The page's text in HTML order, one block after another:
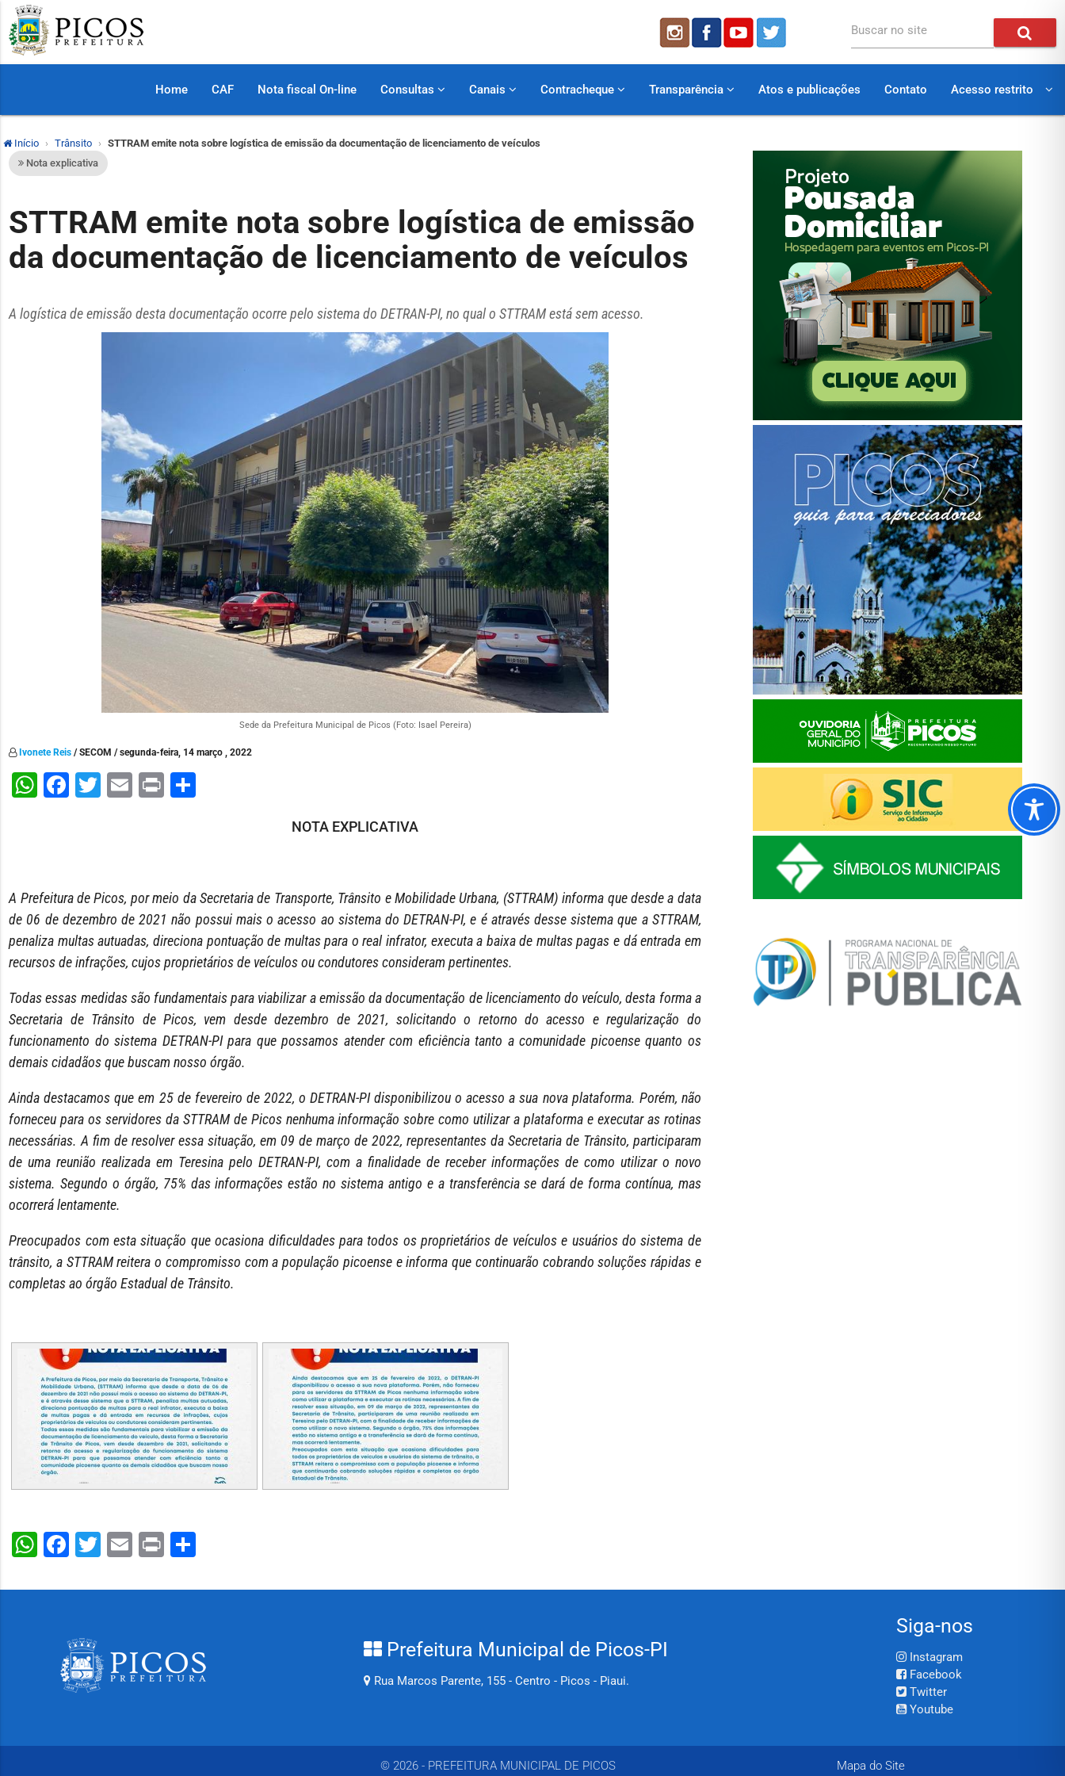
Buscar no site
Home CAF Nota fiscal On-line Consultas Canais Contracheque Transparência Atos e publicações Contato Acesso restrito
Início Trânsito
STTRAM emite nota sobre logística de emissão da documentação de licenciamento de veículos
Nota explicativa
STTRAM emite nota sobre logística de emissão
da documentação de licenciamento de veículos
A logística de emissão desta documentação ocorre pelo sistema do DETRAN-PI, no qual o STTRAM está sem acesso.
Sede da Prefeitura Municipal de Picos (Foto: Isael Pereira)
Ivonete Reis / SECOM / segunda-feira, 14 março , 2022
WhatsApp
Facebook
Twitter
Email
Print
NOTA EXPLICATIVA
A Prefeitura de Picos, por meio da Secretaria de Transporte, Trânsito e Mobilidade Urbana, (STTRAM) informa que desde a data
de 06 de dezembro de 2021 não possui mais o acesso ao sistema do DETRAN-PI, e é através desse sistema que a STTRAM,
penaliza multas autuadas, direciona pontuação de multas para o real infrator, executa a baixa de multas pagas e dá entrada em
recursos de infrações, cujos proprietários de veículos ou condutores consideram pertinentes.
Todas essas medidas são fundamentais para viabilizar a emissão da documentação de licenciamento do veículo, desta forma a
Secretaria de Trânsito de Picos, vem desde dezembro de 2021, solicitando o retorno do acesso e regularização do
funcionamento do sistema DETRAN-PI para que possamos atender com eficiência tanto a comunidade picoense quanto os
demais cidadãos que buscam nosso órgão.
Ainda destacamos que em 25 de fevereiro de 2022, o DETRAN-PI disponibilizou o acesso a sua nova plataforma. Porém, não
forneceu para os servidores da STTRAM de Picos nenhuma informação sobre como utilizar a plataforma e executar as rotinas
necessárias. A fim de resolver essa situação, em 09 de março de 2022, representantes da Secretaria de Trânsito, participaram
de uma reunião realizada em Teresina pelo DETRAN-PI, com a finalidade de receber informações de como utilizar o novo
sistema. Segundo o órgão, 75% das informações estão no sistema antigo e a transferência se dará de forma contínua, mas
ocorrerá lentamente.
Preocupados com esta situação que ocasiona dificuldades para todos os proprietários de veículos e usuários do sistema de
trânsito, a STTRAM reitera o compromisso com a população picoense e informa que continuarão cobrando soluções rápidas e
completas ao órgão Estadual de Trânsito.
WhatsApp
Facebook
Twitter
Email
Print
Prefeitura Municipal de Picos-PI
Rua Marcos Parente, 155 - Centro - Picos - Piaui.
Siga-nos
Instagram
Facebook
Twitter
Youtube
© 2026 - PREFEITURA MUNICIPAL DE PICOS Mapa do Site